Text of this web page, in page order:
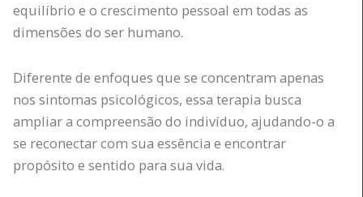
equilíbrio e o crescimento pessoal em todas as
dimensões do ser humano.
Diferente de enfoques que se concentram apenas
nos sintomas psicológicos, essa terapia busca
ampliar a compreensão do indivíduo, ajudando-o a
se reconectar com sua essência e encontrar
propósito e sentido para sua vida.